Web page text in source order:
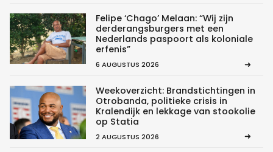
Felipe ‘Chago’ Melaan: “Wij zijn
derderangsburgers met een
Nederlands paspoort als koloniale
erfenis”
6 AUGUSTUS 2026
Weekoverzicht: Brandstichtingen in
Otrobanda, politieke crisis in
Kralendijk en lekkage van stookolie
op Statia
2 AUGUSTUS 2026